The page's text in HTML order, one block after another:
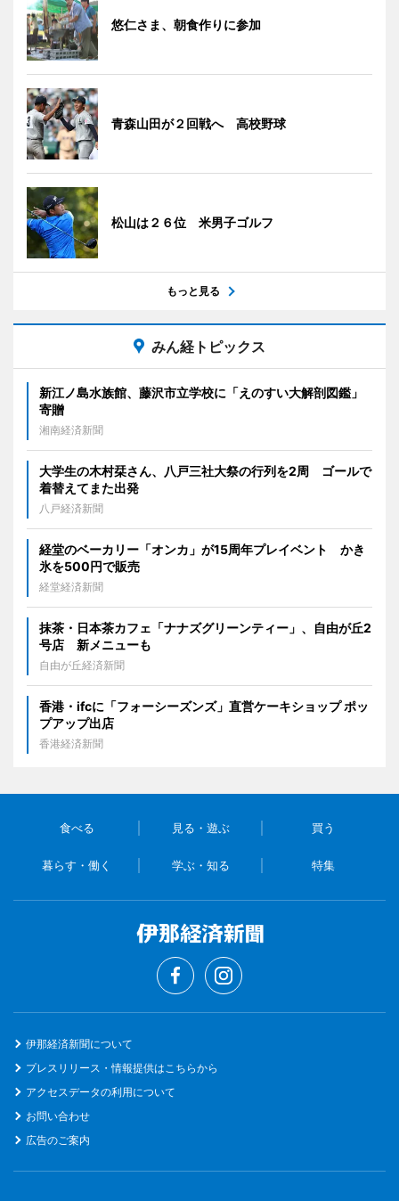
悠仁さま、朝食作りに参加
青森山田が２回戦へ 高校野球
松山は２６位 米男子ゴルフ
もっと見る
みん経トピックス
新江ノ島水族館、藤沢市立学校に「えのすい大解剖図鑑」
寄贈
湘南経済新聞
大学生の木村栞さん、八戸三社大祭の行列を2周 ゴールで
着替えてまた出発
八戸経済新聞
経堂のベーカリー「オンカ」が15周年プレイベント かき
氷を500円で販売
経堂経済新聞
抹茶・日本茶カフェ「ナナズグリーンティー」、自由が丘2
号店 新メニューも
自由が丘経済新聞
香港・ifcに「フォーシーズンズ」直営ケーキショップ ポッ
プアップ出店
香港経済新聞
食べる 見る・遊ぶ 買う
暮らす・働く 学ぶ・知る 特集
伊那経済新聞について
プレスリリース・情報提供はこちらから
アクセスデータの利用について
お問い合わせ
広告のご案内